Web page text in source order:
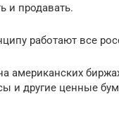
и продавать.
работают все
американских
и другие ценные